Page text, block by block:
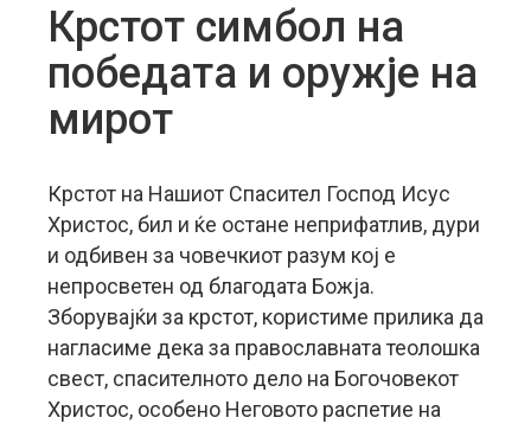
Крстот симбол на
победата и оружје на
мирот
Крстот на Нашиот Спасител Господ Исус
Христос, бил и ќе остане неприфатлив, дури
и одбивен за човечкиот разум кој е
непросветен од благодата Божја.
Зборувајќи за крстот, користиме прилика да
нагласиме дека за православната теолошка
свест, спасителното дело на Богочовекот
Христос, особено Неговото распетие на